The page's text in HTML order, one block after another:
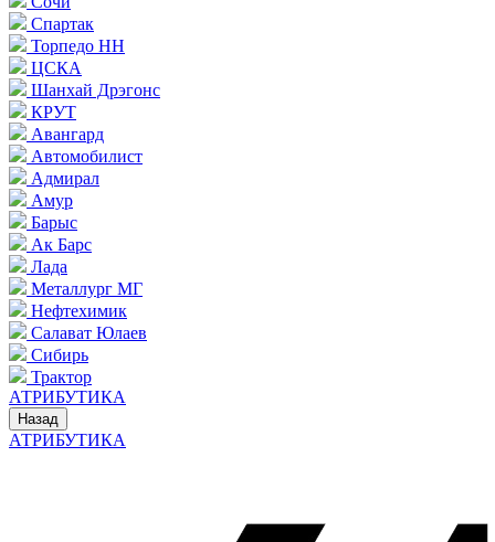
Спартак
Торпедо НН
ЦСКА
Шанхай Дрэгонс
КРУТ
Авангард
Автомобилист
Адмирал
Амур
Барыс
Ак Барс
Лада
Металлург МГ
Нефтехимик
Салават Юлаев
Сибирь
Трактор
АТРИБУТИКА
Назад
АТРИБУТИКА